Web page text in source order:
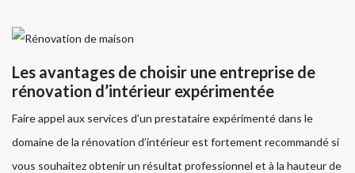
Les avantages de choisir une entreprise de
rénovation d’intérieur expérimentée
Faire appel aux services d’un prestataire expérimenté dans le
domaine de la rénovation d’intérieur est fortement recommandé si
vous souhaitez obtenir un résultat professionnel et à la hauteur de